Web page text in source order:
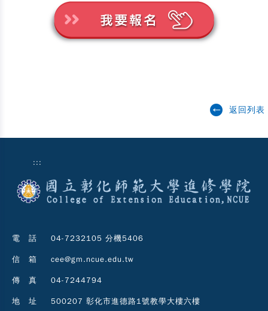
返回列表
:::
電 話 04-7232105 分機5406
信 箱 cee@gm.ncue.edu.tw
傳 真 04-7244794
地 址 500207 彰化市進德路1號教學大樓六樓